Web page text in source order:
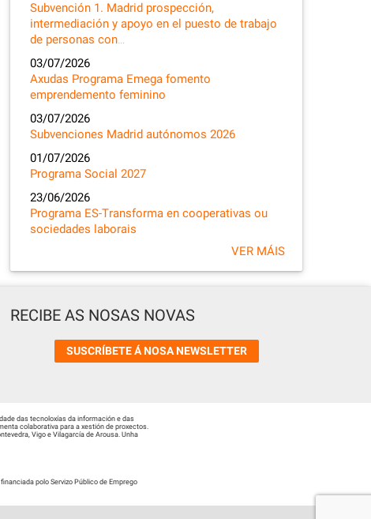
Subvención 1. Madrid prospección,
intermediación y apoyo en el puesto de trabajo
de personas con…
03/07/2026
Axudas Programa Emega fomento
emprendemento feminino
03/07/2026
Subvenciones Madrid autónomos 2026
01/07/2026
Programa Social 2027
23/06/2026
Programa ES-Transforma en cooperativas ou
sociedades laborais
VER MÁIS
RECIBE AS NOSAS NOVAS
SUSCRÍBETE Á NOSA NEWSLETTER
das tecnoloxías da información e das
colaborativa para a xestión de proxectos.
Vigo e Vilagarcía de Arousa. Unha
polo Servizo Público de Emprego